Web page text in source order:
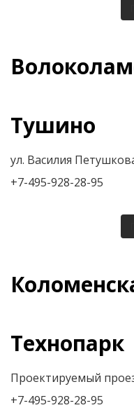
Тушино
ул. Василия
+7-495-928-28-95
Технопарк
Проектируемый
+7-495-928-28-95